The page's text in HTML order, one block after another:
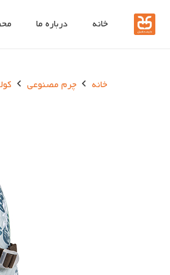
خانه درباره ما
خانه چرم مصنوعی